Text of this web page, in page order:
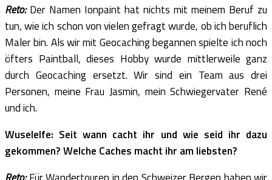
Reto: Der Namen Ionpaint hat nichts mit meinem Beruf zu
tun, wie ich schon von vielen gefragt wurde, ob ich beruflich
Maler bin. Als wir mit Geocaching begannen spielte ich noch
öfters Paintball, dieses Hobby wurde mittlerweile ganz
durch Geocaching ersetzt. Wir sind ein Team aus drei
Personen, meine Frau Jasmin, mein Schwiegervater René
und ich.
Wuselelfe: Seit wann cacht ihr und wie seid ihr dazu
gekommen? Welche Caches macht ihr am liebsten?